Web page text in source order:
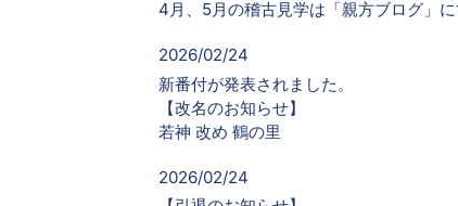
4月、5月の稽古見学は「親方ブログ」に
2026/02/24
新番付が発表されました。
【改名のお知らせ】
若神 改め 鶴の里
2026/02/24